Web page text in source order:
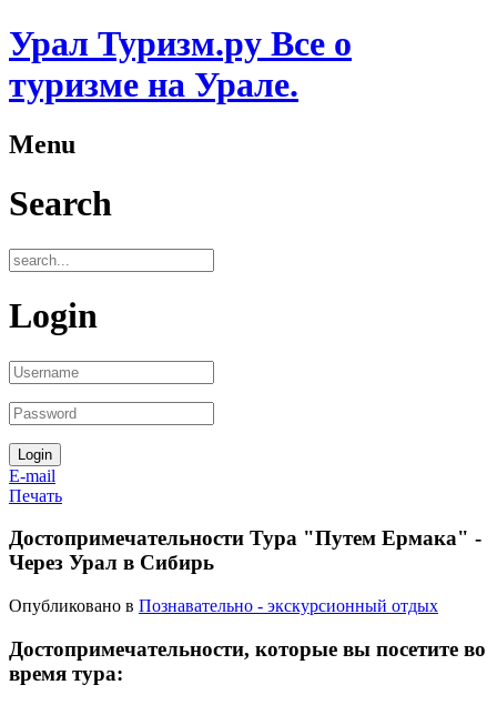
Урал Туризм.ру Все о
туризме на Урале.
Menu
Search
Login
E-mail
Печать
Достопримечательности Тура "Путем Ермака" -
Через Урал в Сибирь
Опубликовано в Познавательно - экскурсионный отдых
Достопримечательности, которые вы посетите во
время тура: